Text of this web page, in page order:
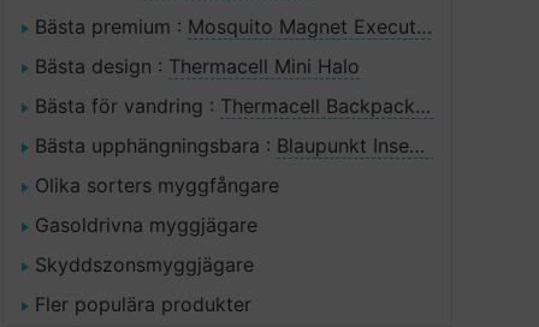
Bästa premium : Mosquito Magnet Executive
Bästa design : Thermacell Mini Halo
Bästa för vandring : Thermacell Backpacker
Bästa upphängningsbara : Blaupunkt Insektsfångare
Olika sorters myggfångare
Gasoldrivna myggjägare
Skyddszonsmyggjägare
Fler populära produkter